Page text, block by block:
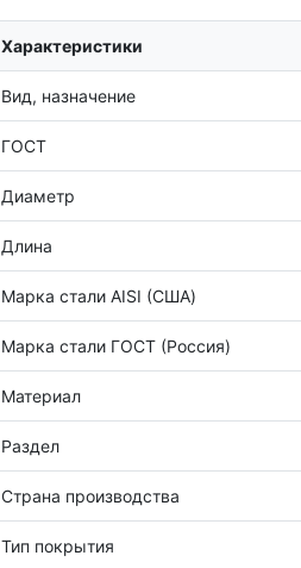
Характеристики
Вид, назначение
ГОСТ
Диаметр
Длина
Марка стали AISI (США)
Марка стали ГОСТ (Россия)
Материал
Раздел
Страна производства
Тип покрытия